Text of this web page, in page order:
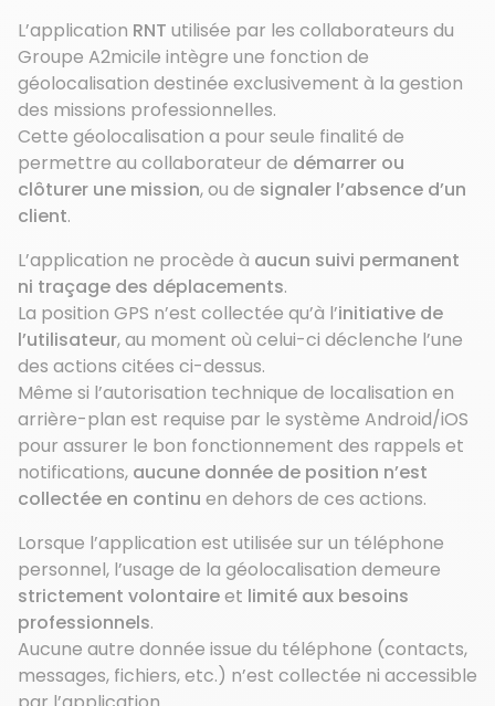
L’application RNT utilisée par les collaborateurs du
Groupe A2micile intègre une fonction de
géolocalisation destinée exclusivement à la gestion
des missions professionnelles.
Cette géolocalisation a pour seule finalité de
permettre au collaborateur de démarrer ou
clôturer une mission, ou de signaler l’absence d’un
client.
L’application ne procède à aucun suivi permanent
ni traçage des déplacements.
La position GPS n’est collectée qu’à l’initiative de
l’utilisateur, au moment où celui-ci déclenche l’une
des actions citées ci-dessus.
Même si l’autorisation technique de localisation en
arrière-plan est requise par le système Android/iOS
pour assurer le bon fonctionnement des rappels et
notifications, aucune donnée de position n’est
collectée en continu en dehors de ces actions.
Lorsque l’application est utilisée sur un téléphone
personnel, l’usage de la géolocalisation demeure
strictement volontaireet limité aux besoins
professionnels.
Aucune autre donnée issue du téléphone (contacts,
messages, fichiers, etc.) n’est collectée ni accessible